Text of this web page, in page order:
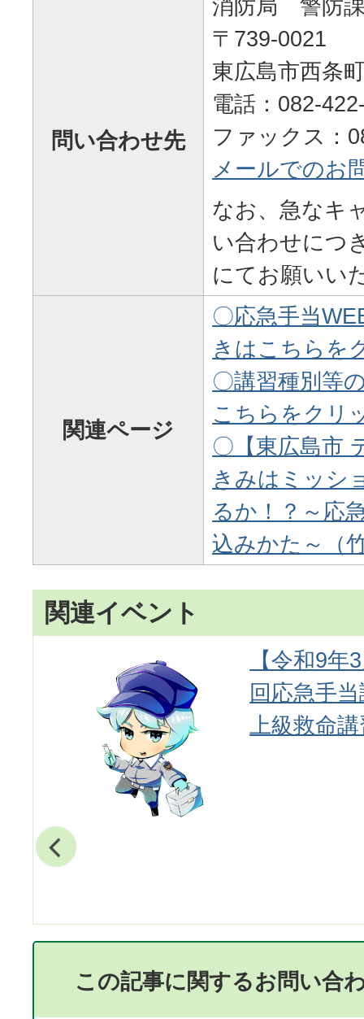
問い合わせ先
消防局 警
〒739-0021
東広島市西条
電話：082-
ファックス：
メールでのお
なお、急なキ
い合わせにつ
にてお願いい
関連ページ
〇応急手当
きはこちらを
〇講習種別等
こちらをクリ
〇【東広島市
きみはミッシ
るか！？～応
込みかた～（
関連イベント
【令和9年
回応急手
上級救命
この記事に関するお問い合